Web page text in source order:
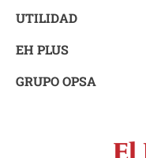
UTILIDAD
EH PLUS
GRUPO OPSA